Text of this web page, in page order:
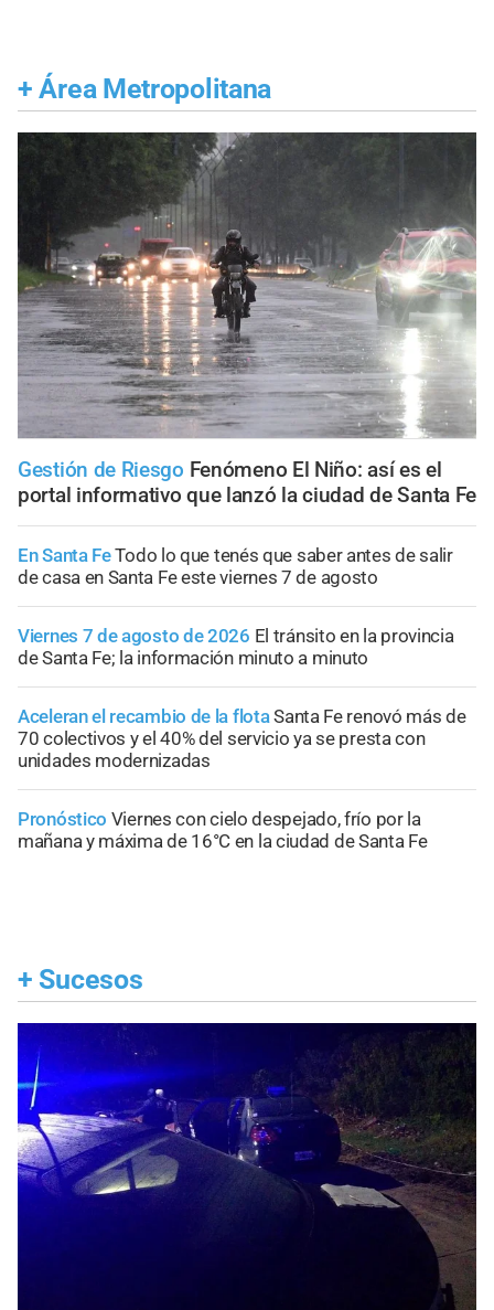
+ Área Metropolitana
Gestión de Riesgo Fenómeno El Niño: así es el
portal informativo que lanzó la ciudad de Santa Fe
En Santa FeTodo lo que tenés que saber antes de salir
de casa en Santa Fe este viernes 7 de agosto
Viernes 7 de agosto de 2026 El tránsito en la provincia
de Santa Fe; la información minuto a minuto
Aceleran el recambio de la flotaSanta Fe renovó más de
70 colectivos y el 40% del servicio ya se presta con
unidades modernizadas
Pronóstico Viernes con cielo despejado, frío por la
mañana y máxima de 16°C en la ciudad de Santa Fe
+ Sucesos